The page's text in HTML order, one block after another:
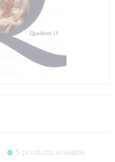
5 products available